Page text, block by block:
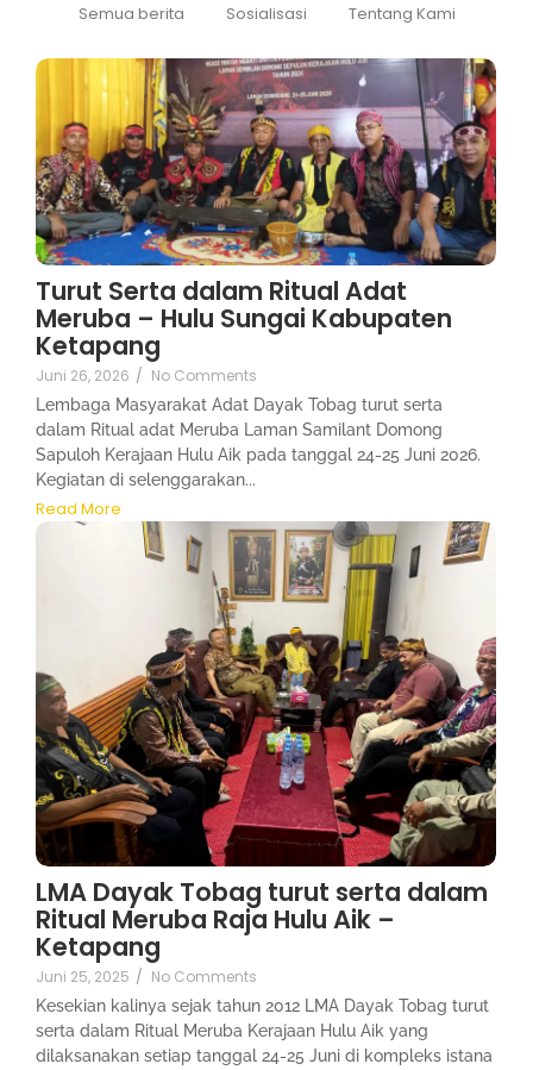
Semua berita
Sosialisasi Tentang Kami
Turut Serta dalam Ritual Adat
Meruba – Hulu Sungai Kabupaten
Ketapang
Juni 26, 2026 / No Comments
Lembaga Masyarakat Adat Dayak Tobag turut serta
dalam Ritual adat Meruba Laman Samilant Domong
Sapuloh Kerajaan Hulu Aik pada tanggal 24-25 Juni 2026.
Kegiatan di selenggarakan...
Read More
LMA Dayak Tobag turut serta dalam
Ritual Meruba Raja Hulu Aik –
Ketapang
Juni 25, 2025 / No Comments
Kesekian kalinya sejak tahun 2012 LMA Dayak Tobag turut
serta dalam Ritual Meruba Kerajaan Hulu Aik yang
dilaksanakan setiap tanggal 24-25 Juni di kompleks istana